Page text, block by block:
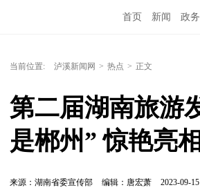
首页 新闻 政务
当前位置: 泸溪新闻网 > 热点 > 正文
第二届湖南旅游
是郴州” 惊艳亮相
来源：湖南省委宣传部 编辑：唐宏萧 2023-09-